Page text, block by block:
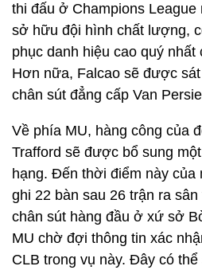
thi đấu ở Champions
sở hữu đội hình chất lượng,
phục danh hiệu cao quý nhất
Hơn nữa, Falcao sẽ được
chân sút đẳng cấp Van
Về phía MU, hàng công của
Trafford sẽ được bổ sung
hạng. Đến thời điểm này của
ghi 22 bàn sau 26 trận ra
chân sút hàng đầu ở xứ sở
MU chờ đợi thông tin xác
CLB trong vụ này. Đây có